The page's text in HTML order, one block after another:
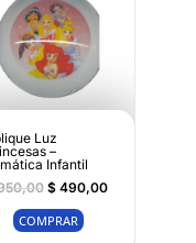
Luz
–
Infantil
$490,00
COMPRAR